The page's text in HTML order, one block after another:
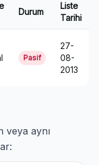
Durum
Liste
Tarihi
Pasif
27-
08-
2013
veya aynı